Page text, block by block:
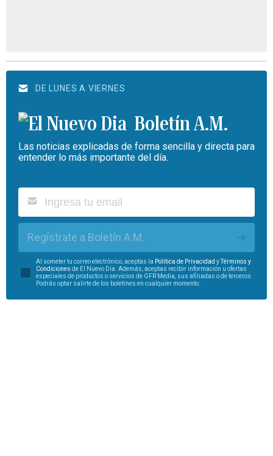
DE LUNES A VIERNES
Boletín A.M.
Las noticias explicadas de forma sencilla y directa para
entender lo más importante del día.
Regístrate a Boletín A.M.
Al someter tu correo electrónico, aceptas la Política de Privacidad y
Términos y
Condiciones de El Nuevo Día. Además, aceptas recibir información u ofertas
especiales de productos o servicios de GFR Media, sus afiliadas o de terceros.
Podrás optar salirte de los boletines en cualquier momento.